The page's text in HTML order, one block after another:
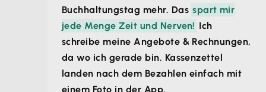
Buchhaltungstag mehr. Das spart mir
jede Menge Zeit und Nerven! Ich
schreibe meine Angebote & Rechnungen,
da wo ich gerade bin. Kassenzettel
landen nach dem Bezahlen einfach mit
einem Foto in der App.